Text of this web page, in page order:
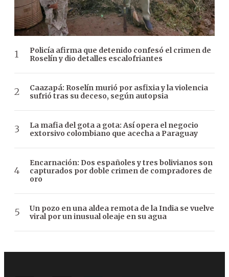
Policía afirma que detenido confesó el crimen de
Roselín y dio detalles escalofriantes
Caazapá: Roselín murió por asfixia y la violencia
sufrió tras su deceso, según autopsia
La mafia del gota a gota: Así opera el negocio
extorsivo colombiano que acecha a Paraguay
Encarnación: Dos españoles y tres bolivianos son
capturados por doble crimen de compradores de
oro
Un pozo en una aldea remota de la India se vuelve
viral por un inusual oleaje en su agua